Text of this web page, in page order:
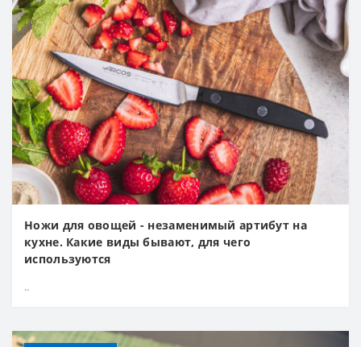
Ножи для овощей - незаменимый артибут на
кухне. Какие виды бывают, для чего
используются
..